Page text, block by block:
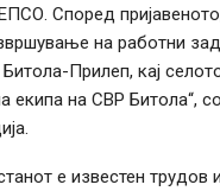
Според
на работни
Битола-Прилеп, кај
екипа на СВР Битола“,
е известен трудов